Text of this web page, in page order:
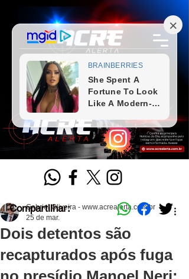
Dois detentos são
recapturados após fuga
Gabriel Oliveira - www.acrealerta.com.br
25 de mar.
Compartilhar: